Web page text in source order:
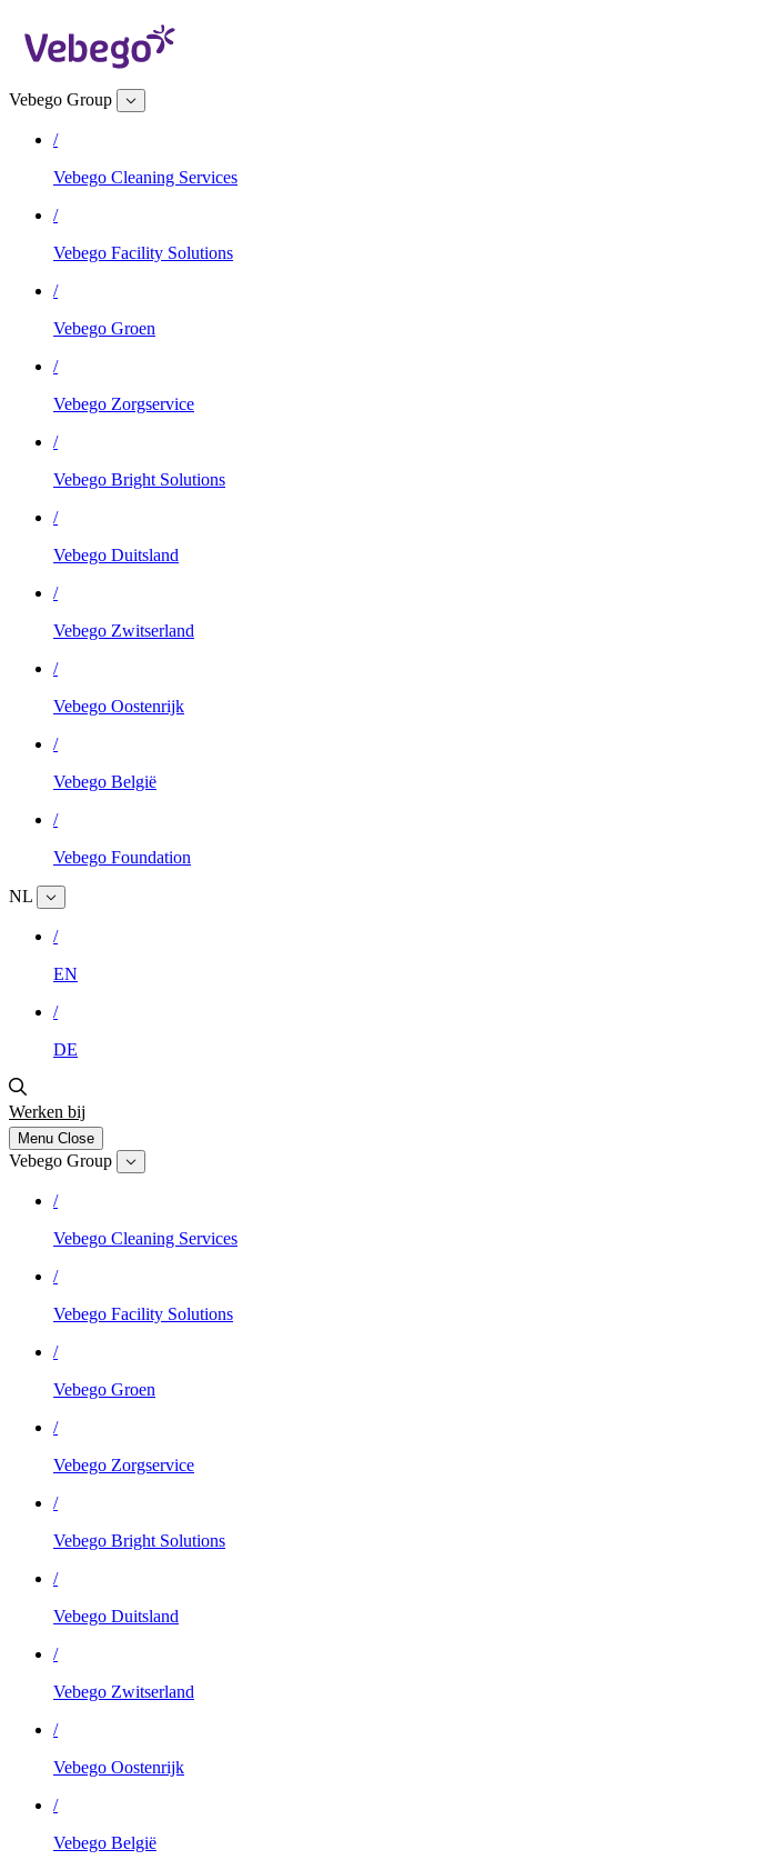
Vebego Group
/
Vebego Cleaning Services
/
Vebego Facility Solutions
/
Vebego Groen
/
Vebego Zorgservice
/
Vebego Bright Solutions
/
Vebego Duitsland
/
Vebego Zwitserland
/
Vebego Oostenrijk
/
Vebego België
/
Vebego Foundation
NL
/
EN
/
DE
Werken bij
Menu Close
Vebego Group
/
Vebego Cleaning Services
/
Vebego Facility Solutions
/
Vebego Groen
/
Vebego Zorgservice
/
Vebego Bright Solutions
/
Vebego Duitsland
/
Vebego Zwitserland
/
Vebego Oostenrijk
/
Vebego België